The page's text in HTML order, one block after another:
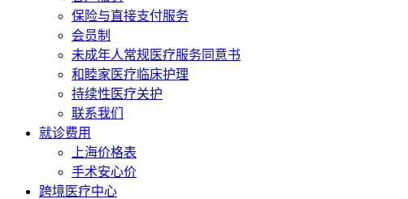
保险与直接支付服务
会员制
未成年人常规医疗服务同意书
和睦家医疗临床护理
持续性医疗关护
联系我们
就诊费用
上海价格表
手术安心价
跨境医疗中心